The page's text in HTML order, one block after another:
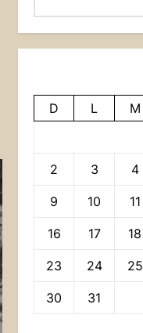
D L M
2 3 4
9 10 11
16 17 18
23 24 25
30
31